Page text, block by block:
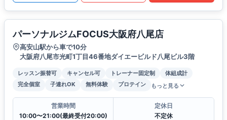
パーソナルジムFOCUS大阪府八尾店
高安山駅から車で10分
大阪府八尾市光町1丁目46番地ダイエービルド八尾ビル3階
レッスン振替可 キャンセル可 トレーナー固定制
体組成計
完全個室
子連れOK 無料体験 プロテイン もっと見る
営業時間
10:00〜21:00(最終受付20:00)
定休日
不定休